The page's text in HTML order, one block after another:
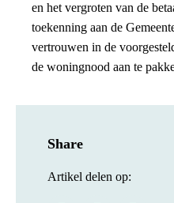
en het vergroten van de
toekenning aan de
vertrouwen in de
de woningnood aan te
Share
Artikel delen op: